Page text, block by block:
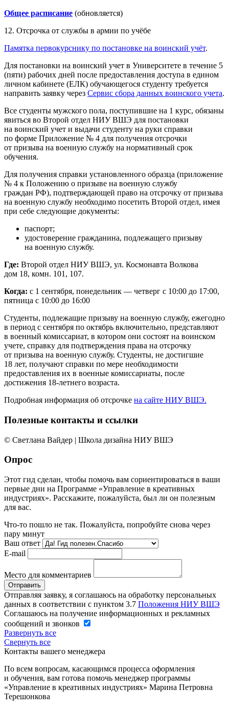
Общее расписание (обновляется)
12. Отсрочка от службы в армии по учёбе
Памятка первокурснику по постановке на воинский учёт.
Для постановки на воинский учет в Университете в течение 5
(пяти) рабочих дней после предоставления доступа в едином
личном кабинете (ЕЛК) обучающегося студенту требуется
направить заявку через Сервис сбора данных воинского учета.
Все студенты мужского пола, поступившие на 1 курс, обязаны
явиться во Второй отдел НИУ ВШЭ для постановки
на воинский учет и выдачи студенту на руки справки
по форме Приложение № 4 для получения отсрочки
от призыва на военную службу на нормативный срок
обучения.
Для получения справки установленного образца (приложение
№ 4 к Положению о призыве на военную службу
граждан РФ), подтверждающей право на отсрочку от призыва
на военную службу необходимо посетить Второй отдел, имея
при себе следующие документы:
паспорт;
удостоверение гражданина, подлежащего призыву
на военную службу.
Где: Второй отдел НИУ ВШЭ, ул. Космонавта Волкова
дом 18, комн. 101, 107.
Когда: с 1 сентября, понедельник — четверг с 10:00 до 17:00,
пятница с 10:00 до 16:00
Студенты, подлежащие призыву на военную службу, ежегодно
в период с сентября по октябрь включительно, представляют
в военный комиссариат, в котором они состоят на воинском
учете, справку для подтверждения права на отсрочку
от призыва на военную службу. Студенты, не достигшие
18 лет, получают справки по мере необходимости
предоставления их в военные комиссариаты, после
достижения 18-летнего возраста.
Подробная информация об отсрочке на сайте НИУ ВШЭ.
Полезные контакты и ссылки
© Светлана Вайдер | Школа дизайна НИУ ВШЭ
Опрос
Этот гид сделан, чтобы помочь вам сориентироваться в ваши
первые дни на Программе «Управление в креативных
индустриях». Расскажите, пожалуйста, был ли он полезным
для вас.
Что-то пошло не так. Пожалуйста, попробуйте снова через
пару минут
Ваш ответ
E-mail
Место для комментариев
Отправляя заявку, я соглашаюсь на обработку персональных
данных в соответствии с пунктом 3.7 Положения НИУ ВШЭ
Соглашаюсь на получение информационных и рекламных
сообщений и звонков
Развернуть все
Свернуть все
Контакты вашего менеджера
По всем вопросам, касающимся процесса оформления
и обучения, вам готова помочь менеджер программы
«Управление в креативных индустриях» Марина Петровна
Терешонкова